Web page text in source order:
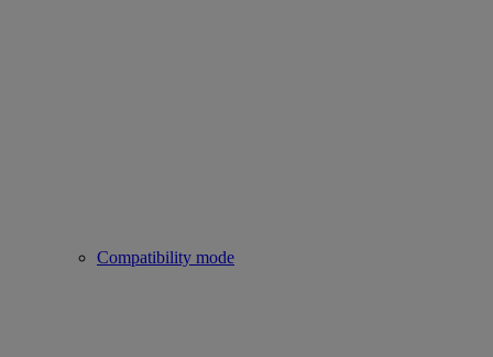
Compatibility mode